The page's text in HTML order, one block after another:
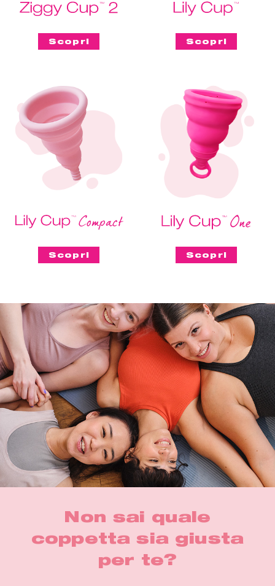
Scopri Scopri
Scopri Scopri
Non sai quale
coppetta sia giusta
per te?